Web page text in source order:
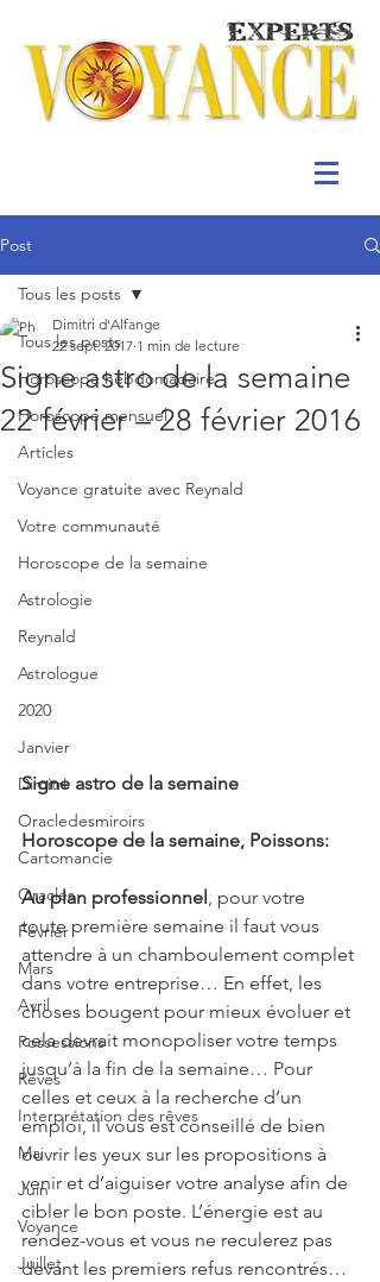
Post
Tous les posts
Horoscope hebdomadaire
Horoscope mensuel
Articles
Voyance gratuite avec Reynald
Votre communauté
Horoscope de la semaine
Astrologie
Reynald
Astrologue
2020
Janvier
Dimitri
Oracledesmiroirs
Cartomancie
Oracles
Février
Mars
Avril
Possessions
Rêves
Interprétation des rêves
Mai
Juin
Voyance
Juillet
Tous les posts
Signe astro de la semaine
22 février – 28 février 2016
Dimitri d'Alfange
22 sept. 2017 1 min de lecture
Signe astro de la semaine
Horoscope de la semaine, Poissons:
Au plan professionnel , pour votre
toute première semaine il faut vous
attendre à un chamboulement complet
dans votre entreprise… En effet, les
choses bougent pour mieux évoluer et
cela devrait monopoliser votre temps
jusqu’à la fin de la semaine… Pour
celles et ceux à la recherche d’un
emploi, il vous est conseillé de bien
ouvrir les yeux sur les propositions à
venir et d’aiguiser votre analyse afin de
cibler le bon poste. L’énergie est au
rendez-vous et vous ne reculerez pas
devant les premiers refus rencontrés…